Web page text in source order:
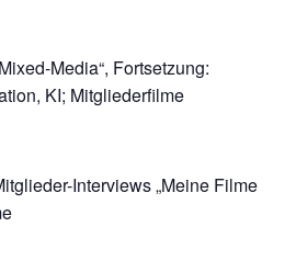
Media“, Fortsetzung:
KI; Mitgliederfilme
Interviews „Meine Filme